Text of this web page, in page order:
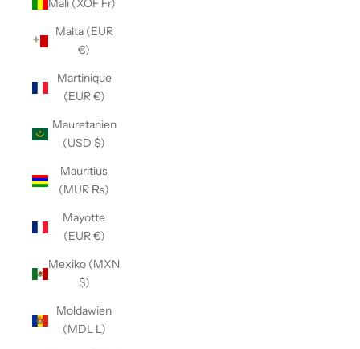
Mali (XOF Fr)
Malta (EUR
€)
Martinique
(EUR €)
Mauretanien
(USD $)
Mauritius
(MUR ₨)
Mayotte
(EUR €)
Mexiko (MXN
$)
Moldawien
(MDL L)